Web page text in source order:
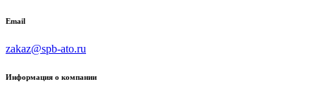
Email
zakaz@spb-ato.ru
Информация о компании